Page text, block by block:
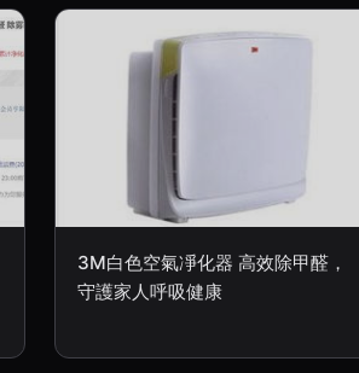
3M白色空氣凈化器 高效除甲醛，
守護家人呼吸健康